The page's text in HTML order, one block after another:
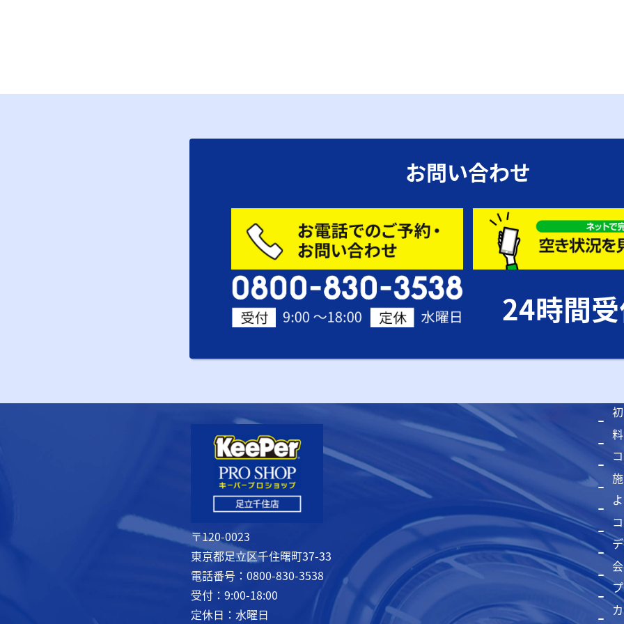
お問い合わせ
24時間
〒120-0023
東京都足立区千住曙町37-33
電話番号：0800-830-3538
受付：9:00-18:00
定休日：水曜日